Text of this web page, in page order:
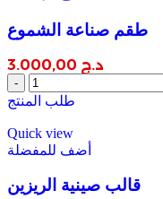
طقم صناعة الشموع
د.ج
طقم
صناعة
quantity
طلب المنتج
Quick view
أضف للمفضلة
قالب صينية الريزين